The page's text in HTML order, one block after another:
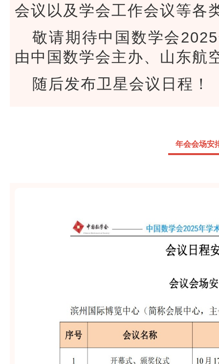
会议以及学会工作会议等各
敬请期待中国数学会
由中国数学会主办、山东航
随后发布卫星会议日程！
年会会场安